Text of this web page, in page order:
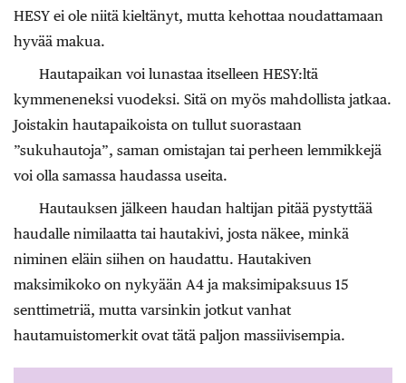
HESY ei ole niitä kieltänyt, mutta kehottaa noudattamaan
hyvää makua.
Hautapaikan voi lunastaa itselleen HESY:ltä
kymmeneneksi vuodeksi. Sitä on myös mahdollista jatkaa.
Joistakin hautapaikoista on tullut suorastaan
”sukuhautoja”, saman omistajan tai perheen lemmikkejä
voi olla samassa haudassa useita.
Hautauksen jälkeen haudan haltijan pitää pystyttää
haudalle nimilaatta tai hautakivi, josta näkee, minkä
niminen eläin siihen on haudattu. Hautakiven
maksimikoko on nykyään A4 ja maksimipaksuus 15
senttimetriä, mutta varsinkin jotkut vanhat
hautamuistomerkit ovat tätä paljon massiivisempia.